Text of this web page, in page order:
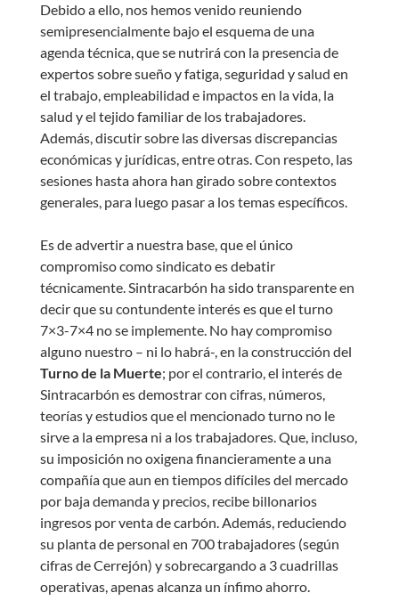
Debido a ello, nos hemos venido reuniendo
semipresencialmente bajo el esquema de una
agenda técnica, que se nutrirá con la presencia de
expertos sobre sueño y fatiga, seguridad y salud en
el trabajo, empleabilidad e impactos en la vida, la
salud y el tejido familiar de los trabajadores.
Además, discutir sobre las diversas discrepancias
económicas y jurídicas, entre otras. Con respeto, las
sesiones hasta ahora han girado sobre contextos
generales, para luego pasar a los temas específicos.
Es de advertir a nuestra base, que el único
compromiso como sindicato es debatir
técnicamente. Sintracarbón ha sido transparente en
decir que su contundente interés es que el turno
7×3-7×4 no se implemente. No hay compromiso
alguno nuestro – ni lo habrá-, en la construcción del
Turno de la Muerte; por el contrario, el interés de
Sintracarbón es demostrar con cifras, números,
teorías y estudios que el mencionado turno no le
sirve a la empresa ni a los trabajadores. Que, incluso,
su imposición no oxigena financieramente a una
compañía que aun en tiempos difíciles del mercado
por baja demanda y precios, recibe billonarios
ingresos por venta de carbón. Además, reduciendo
su planta de personal en 700 trabajadores (según
cifras de Cerrejón) y sobrecargando a 3 cuadrillas
operativas, apenas alcanza un ínfimo ahorro.